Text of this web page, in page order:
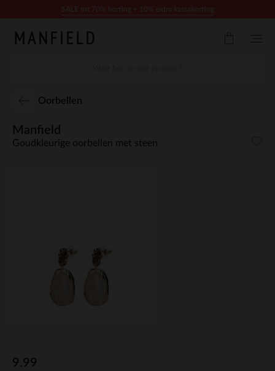
Oorbellen
Manfield
Goudkleurige oorbellen met steen
9.99